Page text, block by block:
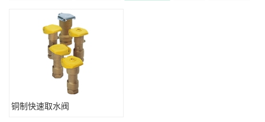
铜制快速取水阀